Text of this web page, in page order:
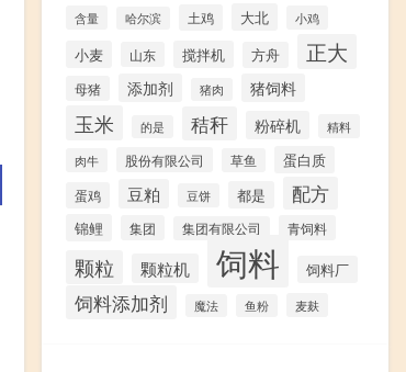
含量 哈尔滨 土鸡 大北 小鸡
小麦 山东 搅拌机 方舟 正大
母猪 添加剂 猪肉 猪饲料
玉米 的是 秸秆 粉碎机
精料
肉牛
股份有限公司 草鱼 蛋白质
蛋鸡 豆粕 豆饼 都是 配方
锦鲤 集团 集团有限公司 青饲料
颗粒 颗粒机 饲料 饲料厂
饲料添加剂 魔法 鱼粉 麦麸